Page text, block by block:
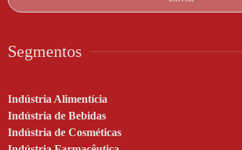
Segmentos
Indústria Alimentícia
Indústria de Bebidas
Indústria de Cosméticas